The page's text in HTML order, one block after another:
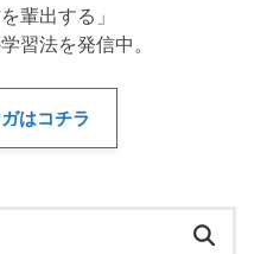
輩出する」
習法を発信中。
はコチラ